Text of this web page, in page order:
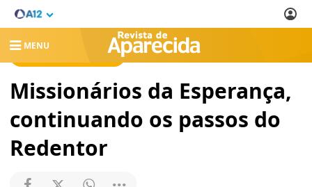
MENU
REVISTA DE APARECIDA
Missionários da Esperança,
continuando os passos do
Redentor